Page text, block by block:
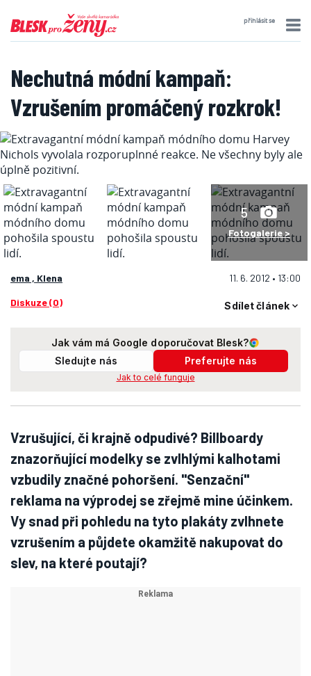
přihlásit se
Nechutná módní kampaň:
Vzrušením promáčený rozkrok!
5
Fotogalerie >
ema , Klena 11. 6. 2012 • 13:00
Diskuze (0) Sdílet článek
Jak vám má Google doporučovat Blesk?
Sledujte nás
Preferujte nás
Jak to celé funguje
Vzrušující, či krajně odpudivé? Billboardy
znazorňující modelky se zvlhlými kalhotami
vzbudily značné pohoršení. "Senzační"
reklama na výprodej se zřejmě mine účinkem.
Vy snad při pohledu na tyto plakáty zvlhnete
vzrušením a půjdete okamžitě nakupovat do
slev, na které poutají?